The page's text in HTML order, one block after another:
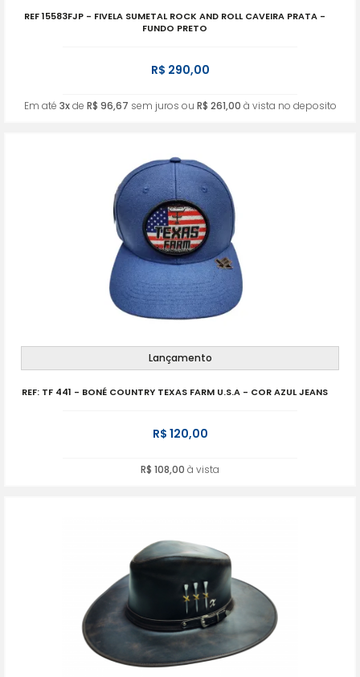
REF 15583FJP - FIVELA SUMETAL ROCK AND ROLL CAVEIRA PRATA -
FUNDO PRETO
R$ 290,00
Em até 3xde R$ 96,67 sem juros ou R$ 261,00 à vista no deposito
Lançamento
REF: TF 441 - BONÉ COUNTRY TEXAS FARM U.S.A - COR AZUL JEANS
R$ 120,00
R$ 108,00 à vista